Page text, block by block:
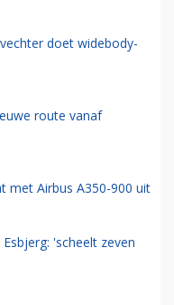
doet widebody-
route vanaf
met Airbus A350-900 uit
'scheelt zeven